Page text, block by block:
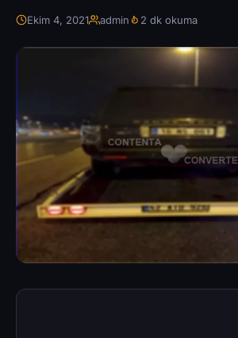
Ekim 4, 2021 admin 2 dk okuma